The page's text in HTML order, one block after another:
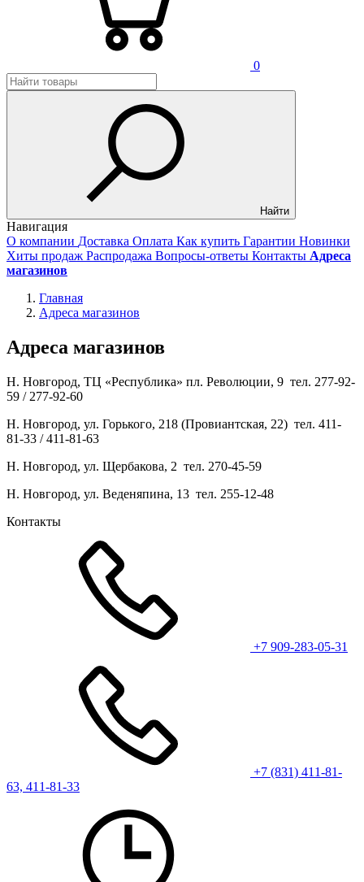
0
Найти
Навигация
О компании Доставка Оплата Как купить Гарантии Новинки
Хиты продаж Распродажа Вопросы-ответы Контакты Адреса
магазинов
Главная
Адреса магазинов
Адреса магазинов
Н. Новгород, ТЦ «Республика» пл. Революции, 9 тел. 277-92-
59 / 277-92-60
Н. Новгород, ул. Горького, 218 (Провиантская, 22) тел. 411-
81-33 / 411-81-63
Н. Новгород, ул. Щербакова, 2 тел. 270-45-59
Н. Новгород, ул. Веденяпина, 13 тел. 255-12-48
Контакты
+7 909-283-05-31
+7 (831) 411-81-
63, 411-81-33